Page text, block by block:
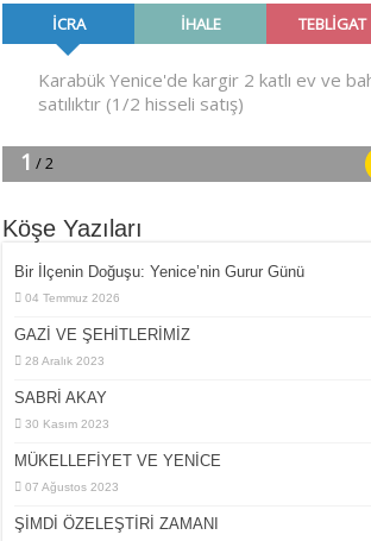
Köşe Yazıları
Bir İlçe­nin Do­ğu­şu: Ye­ni­ce’nin Gurur Günü
04 Temmuz 2026
GAZİ VE ŞEHİTLERİMİZ
28 Aralık 2023
SABRİ AKAY
30 Kasım 2023
MÜKELLEFİYET VE YENİCE
07 Ağustos 2023
ŞİMDİ ÖZELEŞTİRİ ZAMANI